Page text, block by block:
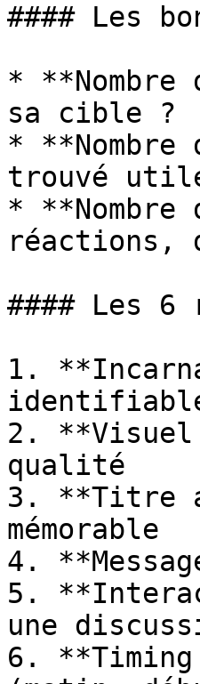
#### Les
*
sa cible ?
*
trouvé
*
réactions,
#### Les
1.
2. **Visuel
qualité
3. **Titre
mémorable
4.
5.
une
6.